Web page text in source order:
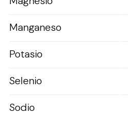
Manganeso
Potasio
Selenio
Sodio